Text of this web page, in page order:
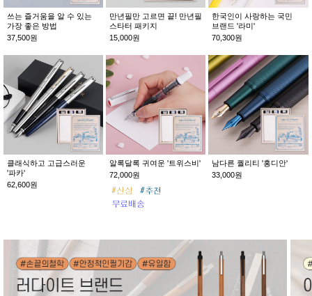
쓰는 즐거움을 알 수 있는
가장 좋은 방법
37,500원
만년필만 고르면 끝! 만년필
스타터 패키지
15,000원
한국인이 사랑하는 국민
브랜드 '라미'
70,300원
클래식하고 고급스러운
'파카'
62,600원
알록달록 귀여운 '트위스비'
72,000원
남다른 퀄리티 '홍디안'
33,000원